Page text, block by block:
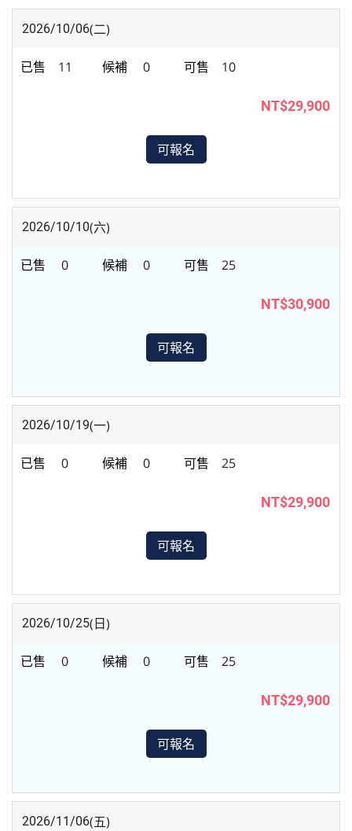
2026/10/06(二)
11 0 10
NT$29,900
可報名
2026/10/10(六)
0 0 25
NT$30,900
可報名
2026/10/19(一)
0 0 25
NT$29,900
可報名
2026/10/25(日)
0 0 25
NT$29,900
可報名
2026/11/06(五)